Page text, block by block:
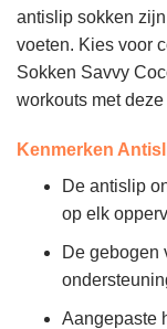
antislip sokken
voeten. Kies voor
Sokken Savvy
workouts met
Kenmerken
De antislip
op elk
De gebogen
Aangepaste